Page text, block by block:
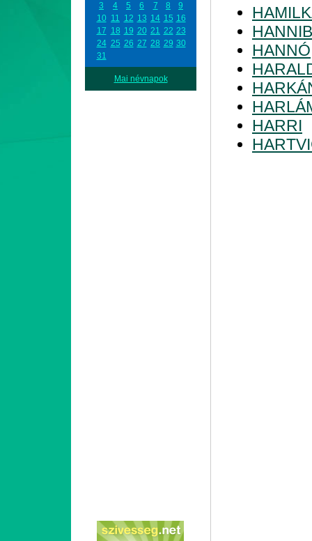
3
4 5 6 7 8
9
10 11 12 13 14 15 16
17 18 19 20 21 22 23
24 25 26 27 28 29 30
31
Mai névnapok
HANNÓ
HARRI